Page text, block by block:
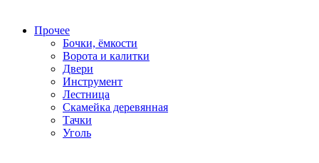
Прочее
Бочки, ёмкости
Ворота и калитки
Двери
Инструмент
Лестница
Скамейка деревянная
Тачки
Уголь